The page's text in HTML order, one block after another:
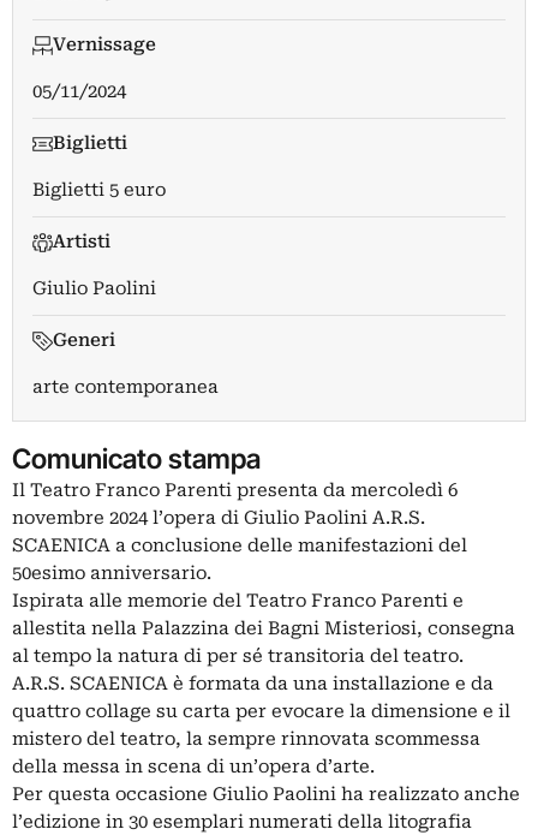
Vernissage
05/11/2024
Biglietti
Biglietti 5 euro
Artisti
Giulio Paolini
Generi
arte contemporanea
Comunicato stampa
Il Teatro Franco Parenti presenta da mercoledì 6
novembre 2024 l’opera di Giulio Paolini A.R.S.
SCAENICA a conclusione delle manifestazioni del
50esimo anniversario.
Ispirata alle memorie del Teatro Franco Parenti e
allestita nella Palazzina dei Bagni Misteriosi, consegna
al tempo la natura di per sé transitoria del teatro.
A.R.S. SCAENICA è formata da una installazione e da
quattro collage su carta per evocare la dimensione e il
mistero del teatro, la sempre rinnovata scommessa
della messa in scena di un’opera d’arte.
Per questa occasione Giulio Paolini ha realizzato anche
l’edizione in 30 esemplari numerati della litografia